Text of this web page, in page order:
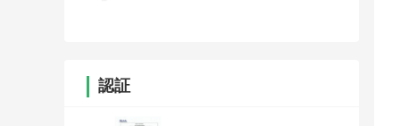
認証